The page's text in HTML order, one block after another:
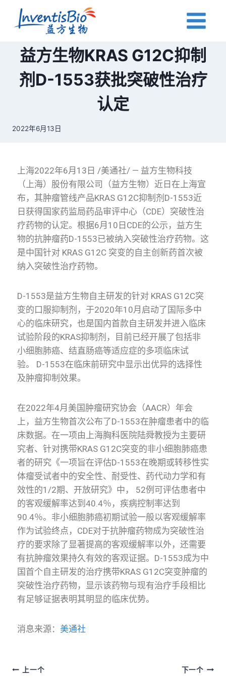
益方生物KRAS G12C抑制
剂D-1553获批突破性治疗
认定
2022年6月13日
上海2022年6月13日 /美通社/ — 益方生物科技
（上海）股份有限公司（益方生物）近日在上海宣
布，其肿瘤管线产品KRAS G12C抑制剂D-1553近
日获得国家药监局药品审评中心（CDE）突破性治
疗药物的认定。根据6月10日CDE的公示，益方生
物的抗肿瘤药D-1553已被纳入突破性治疗药物。这
是中国针对 KRAS G12C 突变的自主创新药首次被
纳入突破性治疗药物。
D-1553是益方生物自主研发的针对 KRAS G12C突
变的口服抑制剂，于2020年10月启动了国际多中
心的临床研究，也是国内首款自主研发并进入临床
试验阶段的KRAS抑制剂，目前已经开展了包括非
小细胞肺癌、结直肠癌等适应症的多项临床试
验。 D-1553在临床前研究中显示出优异的选择性
及肿瘤抑制效果。
在2022年4月美国肿瘤研究协会（AACR）年会
上，益方生物首次公布了D-1553在肿瘤患者中的临
床数据。在一项由上海胸科医院陆舜教授为主要研
究者、针对携带KRAS G12C突变的非小细胞肺癌患
者的研究《一项旨在评估D-1553在晚期或转移性实
体瘤受试者中的安全性、耐受性、药代动力学和有
效性的1/2期、开放研究》中， 52例可评估患者中
的客观缓解率达到40.4％，疾病控制率达到
90.4％。非小细胞肺癌初期试验一般以客观缓解率
作为试验终点，CDE对于抗肿瘤药物成为突破性治
疗的要求除了显著提高的客观缓解率以外，还需要
有抗肿瘤效果持久有效的客观证据。D-1553成为中
国首个自主研发的治疗携带KRAS G12C突变肿瘤的
突破性治疗药物，显示该药物与现有治疗手段相比
有足够证据表明其明显的临床优势。
消息来源： 美通社
上一个 下一个